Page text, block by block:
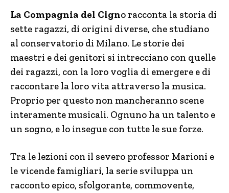
La Compagnia del Cigno racconta la storia di
sette ragazzi, di origini diverse, che studiano
al conservatorio di Milano. Le storie dei
maestri e dei genitori si intrecciano con quelle
dei ragazzi, con la loro voglia di emergere e di
raccontare la loro vita attraverso la musica.
Proprio per questo non mancheranno scene
interamente musicali. Ognuno ha un talento e
un sogno, e lo insegue con tutte le sue forze.
Tra le lezioni con il severo professor Marioni e
le vicende famigliari, la serie sviluppa un
racconto epico, sfolgorante, commovente,